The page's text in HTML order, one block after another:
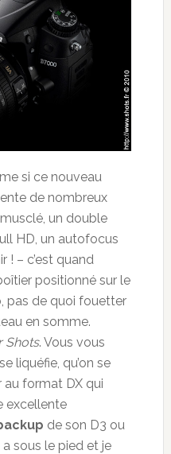
si ce nouveau
de nombreux
un double
HD, un autofocus
! – c’est quand
positionné sur le
pas de quoi fouetter
en somme.
Shots. Vous vous
liquéfie, qu’on se
au format DX qui
excellente
de son D3 ou
a sous le pied et je